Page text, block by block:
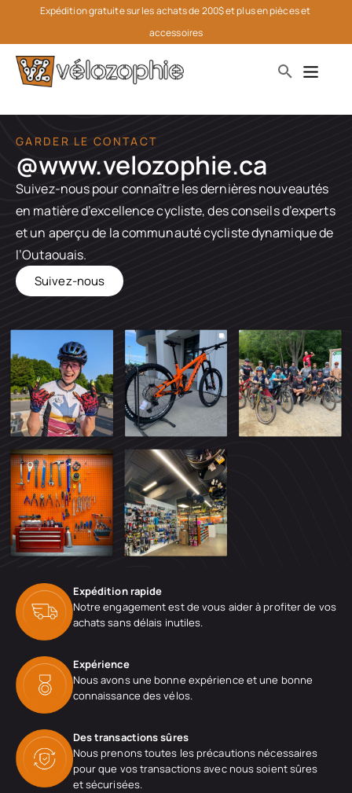
Expédition gratuite sur les achats de 200$ et plus en pièces et
accessoires
GARDER LE CONTACT
@www.velozophie.ca​
Suivez-nous pour connaître les dernières nouveautés
en matière d’excellence cycliste, des conseils d’experts
et un aperçu de la communauté cycliste dynamique de
l’Outaouais.
Suivez-nous
Expédition rapide
Notre engagement est de vous aider à profiter de vos
achats sans délais inutiles.
Expérience
Nous avons une bonne expérience et une bonne
connaissance des vélos.
Des transactions sûres
Nous prenons toutes les précautions nécessaires
pour que vos transactions avec nous soient sûres
et sécurisées.